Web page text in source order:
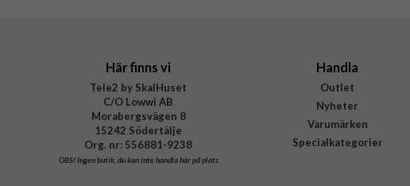
Här finns vi
Tele2 by SkalHuset
C/O Lowwi AB
Morabergsvägen 8
15242 Södertälje
Org. nr: 556881-9238
OBS!Ingen butik, du kan inte handla här på plats
Handla
Outlet
Nyheter
Varumärken
Specialkategorier